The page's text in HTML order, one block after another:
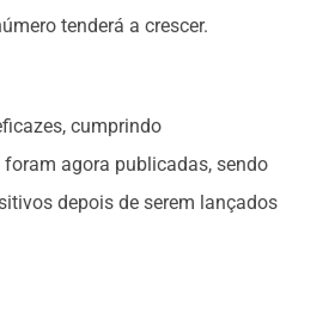
tenderá a crescer.
cumprindo
agora publicadas, sendo
depois de serem lançados